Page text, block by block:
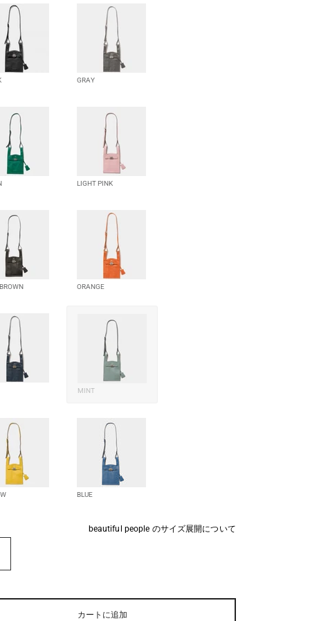
GRAY
LIGHT PINK
ORANGE
MINT
BLUE
beautiful people のサイズ展開について
カートに追加